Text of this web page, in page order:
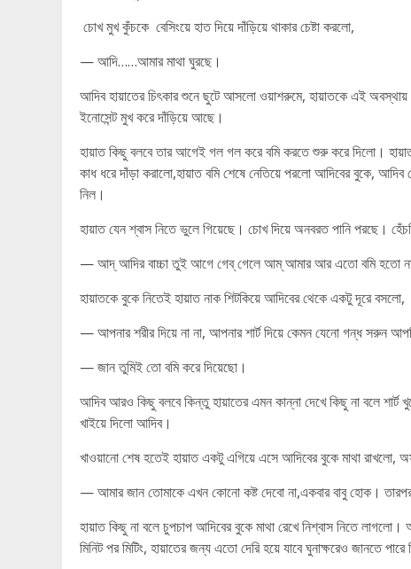
চোখ মুখ কুঁচকে বেসিংয়ে হাত দিয়ে দাঁড়িয়ে থাকার চেষ্টা করলো,
— আদি……আমার মাথা ঘুরছে।
আদিব হায়াতের চিৎকার শুনে ছুটে আসলো ওয়াশরুমে, হায়াতকে এই
ইনোসেন্ট মুখ করে দাঁড়িয়ে আছে।
হায়াত কিছু বলবে তার আগেই গল গল করে বমি করতে শুরু করে দিলো।
কাধ ধরে দাঁড়া করালো,হায়াত বমি শেষে নেতিয়ে পরলো আদিবের বুকে,
নিল।
হায়াত যেন শ্বাস নিতে ভুলে গিয়েছে। চোখ দিয়ে অনবরত পানি পরছে।
— আদ্ আদির বাচ্চা তুই আগে গেব্ গেলে আম্‌ আমার আর এতো বমি হতো
হায়াতকে বুকে নিতেই হায়াত নাক শিটকিয়ে আদিবের থেকে একটু দূরে বসলো,
— আপনার শরীর দিয়ে না না, আপনার শার্ট দিয়ে কেমন যেনো গন্ধ সরুন
— জান তুমিই তো বমি করে দিয়েছো।
আদিব আরও কিছু বলবে কিন্তু হায়াতের এমন কান্না দেখে কিছু না বলে
খাইয়ে দিলো আদিব।
খাওয়ানো শেষ হতেই হায়াত একটু এগিয়ে এসে আদিবের বুকে মাথা
— আমার জান তোমাকে এখন কোনো কষ্ট দেবো না,একবার বাবু হোক।
হায়াত কিছু না বলে চুপচাপ আদিবের বুকে মাথা রেখে নিশ্বাস নিতে
মিনিট পর মিটিং, হায়াতের জন্য এতো দেরি হয়ে যাবে ঘুনাক্ষরেও জানতে